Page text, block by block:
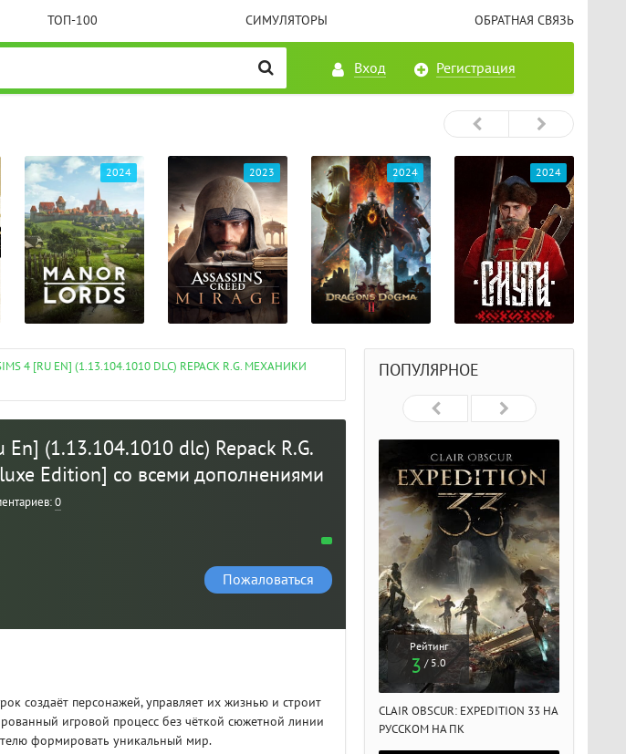
ТОП-100 СИМУЛЯТОРЫ ОБРАТНАЯ СВЯЗЬ
Вход Регистрация
2024 2023 2024 2024
4 [RU EN] (1.13.104.1010 DLC) REPACK R.G. МЕХАНИКИ
En] (1.13.104.1010 dlc) Repack R.G.
Edition] со всеми дополнениями
0
Пожаловаться
создаёт персонажей, управляет их жизнью и строит
игровой процесс без чёткой сюжетной линии
формировать уникальный мир.
ПОПУЛЯРНОЕ
CLAIR OBSCUR: EXPEDITION 33 НА
РУССКОМ НА ПК
CLAIR OBSCUR: EXPEDITION 33 НА
РУССКОМ НА ПК
Рейтинг
3 / 5.0
CLAIR OBSCUR: EXPEDITION 33 НА
РУССКОМ НА ПК